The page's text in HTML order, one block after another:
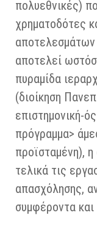
πολυεθνικές)
χρηματοδότες
αποτελεί
πυραμίδα
(διοίκηση
επιστημονική-
πρόγραμμα>
προϊσταμένη), η
τελικά τις
απασχόλησης,
συμφέροντα και